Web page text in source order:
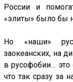
России и
«элиты» было бы
Но «наши»
заокеанских, на
в русофобии… это
что так сразу за